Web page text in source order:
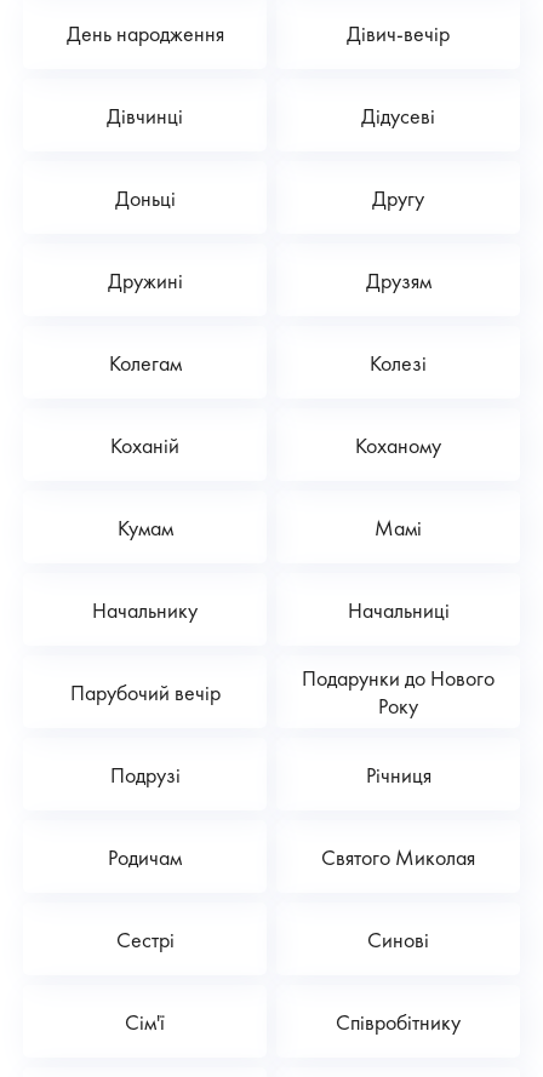
День народження Дівич-вечір
Дівчинці Дідусеві
Доньці Другу
Дружині Друзям
Колегам Колезі
Коханій Коханому
Кумам Мамі
Начальнику Начальниці
Парубочий вечір
Подарунки до Нового
Року
Подрузі Річниця
Родичам Святого Миколая
Сестрі Синові
Сім'ї Співробітнику